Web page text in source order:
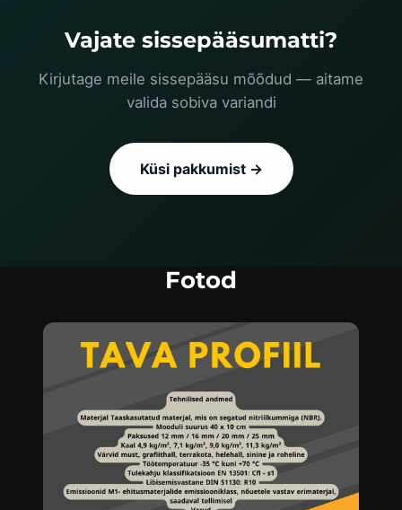
Vajate sissepääsumatti?
Kirjutage meile sissepääsu mõõdud — aitame
valida sobiva variandi
Küsi pakkumist →
Fotod